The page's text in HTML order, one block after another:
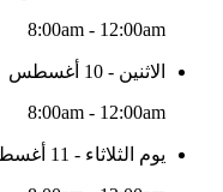
8:00am - 12:00am
الاثنين - 10 أغسطس
8:00am - 12:00am
يوم الثلاثاء - 11 أغسطس